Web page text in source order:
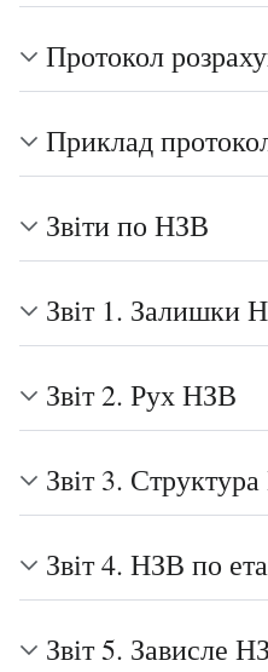
Протокол
Приклад
Звіти по НЗВ
Звіт 1. Залишки
Звіт 2. Рух НЗВ
Звіт 3.
Звіт 4. НЗВ по
Звіт 5. Зависле